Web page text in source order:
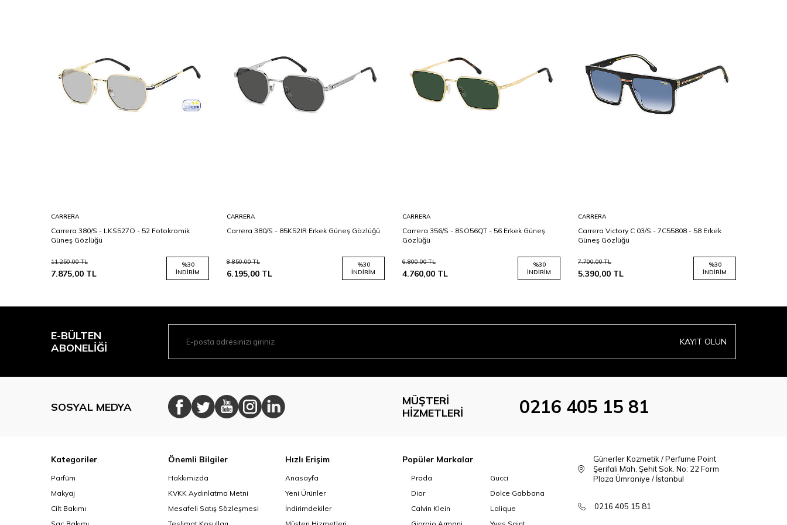
CARRERA
Carrera 380/S - LKS527O - 52 Fotokromik
Güneş Gözlüğü
11.250,00TL
7.875,00 TL
%30
İNDIRIM
CARRERA
Carrera 380/S - 85K52IR Erkek Güneş Gözlüğü
8.850,00TL
6.195,00 TL
%30
İNDIRIM
CARRERA
Carrera 356/S - 8SO56QT - 56 Erkek Güneş
Gözlüğü
6.800,00TL
4.760,00 TL
%30
İNDIRIM
CARRERA
Carrera Victory C 03/S - 7C55808 - 58 Erkek
Güneş Gözlüğü
7.700,00TL
5.390,00 TL
%30
İNDIRIM
E-BÜLTEN
ABONELIĞI
KAYIT OLUN
SOSYAL MEDYA
MÜŞTERI
HIZMETLERI
0216 405 15 81
Kategoriler
Parfüm
Makyaj
Cilt Bakımı
Önemli Bilgiler
Hakkımızda
KVKK Aydınlatma Metni
Mesafeli Satış Sözleşmesi
Hızlı Erişim
Anasayfa
Yeni Ürünler
İndirimdekiler
Popüler Markalar
Prada
Gucci
Dior
Dolce Gabbana
Calvin Klein
Lalique
Günerler Kozmetik / Perfume Point
Şerifali Mah. Şehit Sok. No: 22 Form
Plaza Ümraniye / İstanbul
0216 405 15 81